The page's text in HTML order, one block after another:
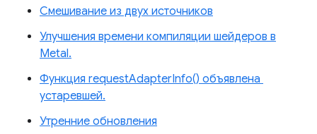
Смешивание из двух источников
Улучшения времени компиляции шейдеров в
Metal.
Функция requestAdapterInfo() объявлена ​​
устаревшей.
Утренние обновления